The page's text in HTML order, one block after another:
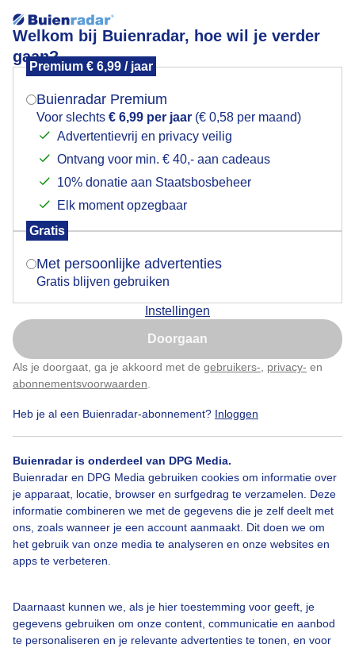
Welkom bij Buienradar, hoe wil je verder
gaan?
Premium € 6,99 / jaar
Buienradar Premium
Voor slechts € 6,99 per jaar (€ 0,58 per maand)
Advertentievrij en privacy veilig
Ontvang voor min. € 40,- aan cadeaus
10% donatie aan Staatsbosbeheer
Elk moment opzegbaar
Gratis
Met persoonlijke advertenties
Gratis blijven gebruiken
Instellingen
Doorgaan
Als je doorgaat, ga je akkoord met de gebruikers- privacy- en
abonnementsvoorwaarden
Heb je al een Buienradar-abonnement? Inloggen
Buienradar is onderdeel van DPG Media.
Buienradar en DPG Media gebruiken cookies om informatie over
je apparaat, locatie, browser en surfgedrag te verzamelen. Deze
informatie combineren we met de gegevens die je zelf deelt met
ons, zoals wanneer je een account aanmaakt. Dit doen we om
het gebruik van onze media te analyseren en onze websites en
apps te verbeteren.
Daarnaast kunnen we, als je hier toestemming voor geeft, je
gegevens gebruiken om onze content, communicatie en aanbod
te personaliseren en je relevante advertenties te tonen, en voor
Veel bewolking en wind
Door: Francien Tax Gemaakt: 23-06-2025, 57x bekeken
Zomer Wolken Wind
Bekijk slideshow
Mogen we je locatie gebruiken voor het
Indien je hier nog geen akkoord op hebt gegeven,
verschijnt er zo een pop-up uit je browser waarin
Is goed, toon de popup
Nu niet, misschien later
Klik hierom dit aan te passen